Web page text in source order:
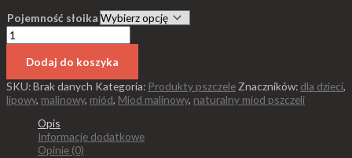
Pojemność słoika
Dodaj do koszyka
SKU:Brak danych Kategoria: Produkty pszczele Znaczników: dla dzieci,
lipowy, malinowy, miód, Miod malinowy, naturalny miod pszczeli
Opis
Informacje dodatkowe
Opinie (0)